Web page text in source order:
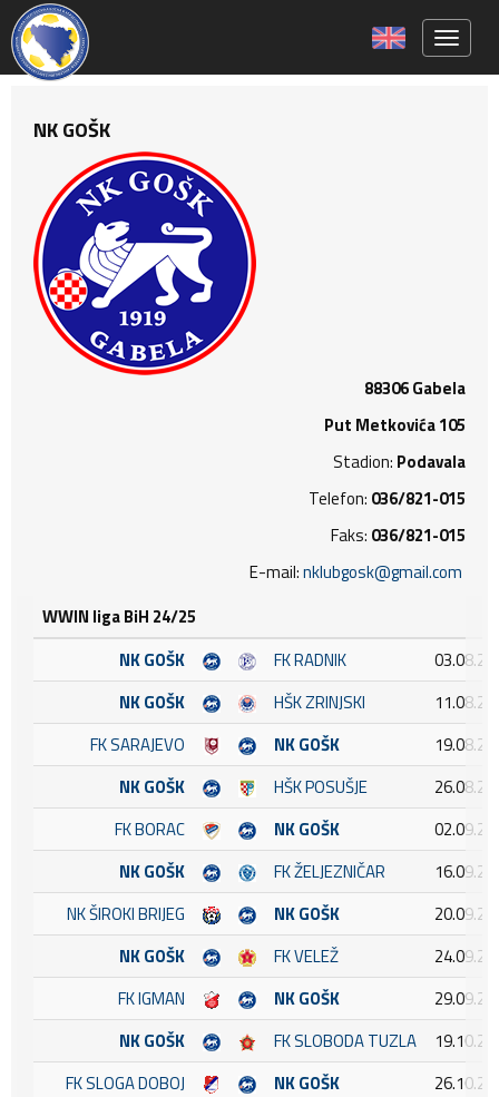
NK GOŠK
88306 Gabela
Put Metkovića 105
Stadion: Podavala
Telefon: 036/821-015
Faks: 036/821-015
E-mail:nklubgosk@gmail.com
WWIN liga BiH 24/25
NK GOŠK
FK RADNIK
NK GOŠK
HŠK ZRINJSKI
FK SARAJEVO
NK GOŠK
NK GOŠK
HŠK POSUŠJE
FK BORAC
NK GOŠK
NK GOŠK
FK ŽELJEZNIČAR
NK ŠIROKI BRIJEG
NK GOŠK
NK GOŠK
FK VELEŽ
FK IGMAN
NK GOŠK
NK GOŠK
FK SLOBODA TUZLA
FK SLOGA DOBOJ
NK GOŠK